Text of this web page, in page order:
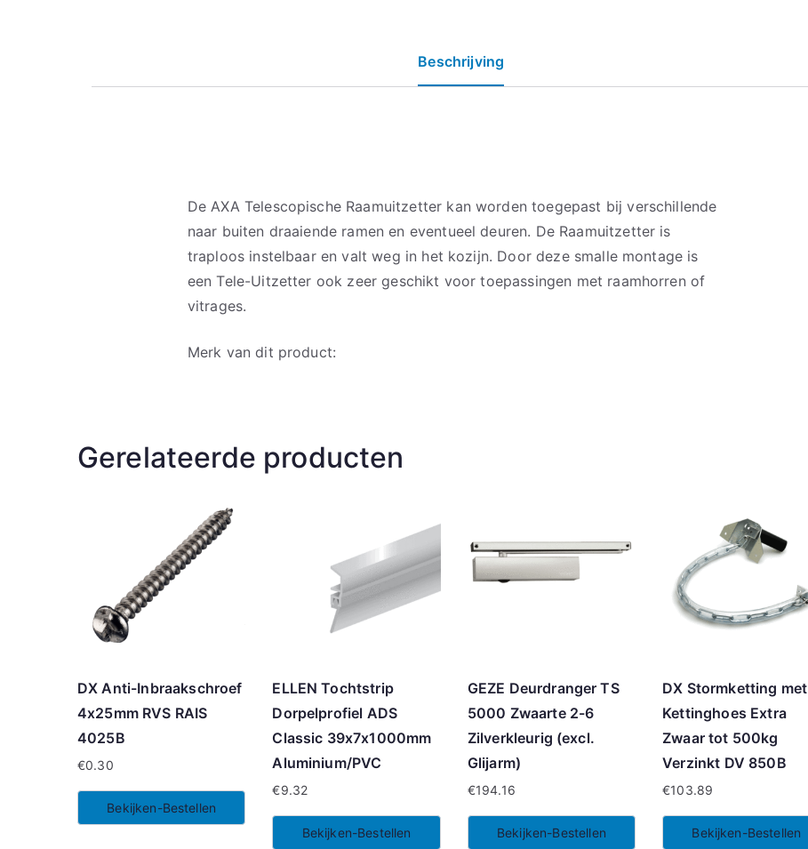
Beschrijving
De AXA Telescopische Raamuitzetter kan worden toegepast bij verschillende
naar buiten draaiende ramen en eventueel deuren. De Raamuitzetter is
traploos instelbaar en valt weg in het kozijn. Door deze smalle montage is
een Tele-Uitzetter ook zeer geschikt voor toepassingen met raamhorren of
vitrages.
Merk van dit product:
Gerelateerde producten
DX Anti-Inbraakschroef
4x25mm RVS RAIS
4025B
€0.30
Bekijken-Bestellen
ELLEN Tochtstrip
Dorpelprofiel ADS
Classic 39x7x1000mm
Aluminium/PVC
€9.32
Bekijken-Bestellen
GEZE Deurdranger TS
5000 Zwaarte 2-6
Zilverkleurig (excl.
Glijarm)
€194.16
Bekijken-Bestellen
DX Stormketting met
Kettinghoes Extra
Zwaar tot 500kg
Verzinkt DV 850B
€103.89
Bekijken-Bestellen